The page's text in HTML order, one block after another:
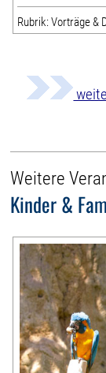
Rubrik: Vorträge &
Weitere
Kinder &